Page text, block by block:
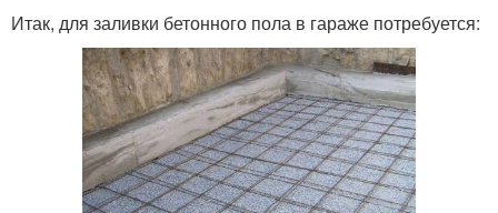
Итак, для заливки бетонного пола в гараже потребуется: